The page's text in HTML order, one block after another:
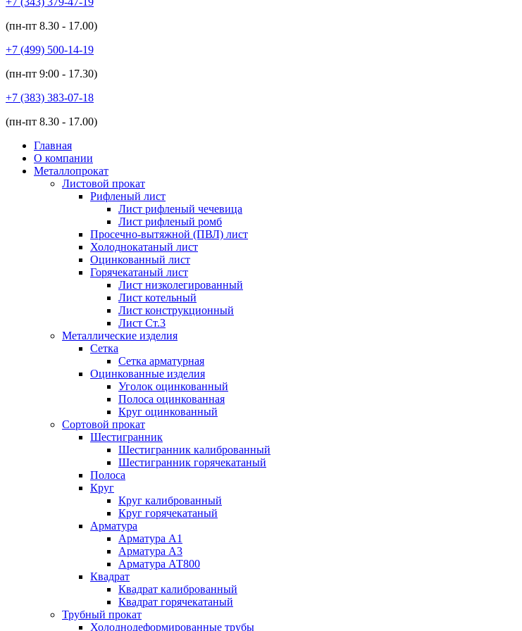
(пн-пт 8.30 - 17.00)
+7 (499) 500-14-19
(пн-пт 9:00 - 17.30)
+7 (383) 383-07-18
(пн-пт 8.30 - 17.00)
Главная
О компании
Металлопрокат
Листовой прокат
Рифленый лист
Лист рифленый чечевица
Лист рифленый ромб
Просечно-вытяжной (ПВЛ) лист
Холоднокатаный лист
Оцинкованный лист
Горячекатаный лист
Лист низколегированный
Лист котельный
Лист конструкционный
Лист Ст.3
Металлические изделия
Сетка
Сетка арматурная
Оцинкованные изделия
Уголок оцинкованный
Полоса оцинкованная
Круг оцинкованный
Сортовой прокат
Шестигранник
Шестигранник калиброванный
Шестигранник горячекатаный
Полоса
Круг
Круг калиброванный
Круг горячекатаный
Арматура
Арматура А1
Арматура А3
Арматура АТ800
Квадрат
Квадрат калиброванный
Квадрат горячекатаный
Трубный прокат
Холоднодеформированные трубы